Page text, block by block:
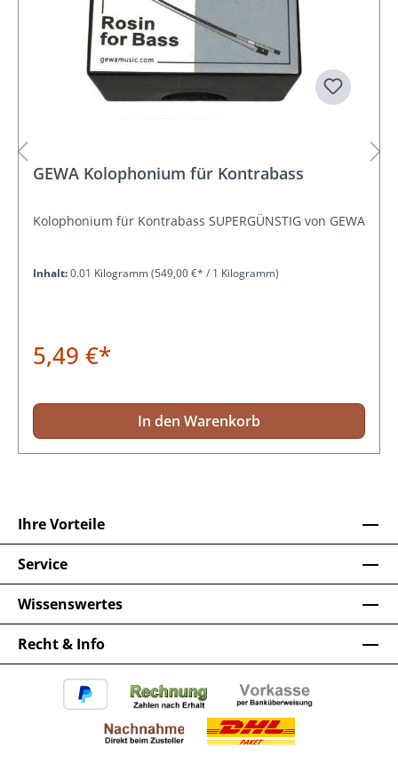
GEWA Kolophonium für Kontrabass
Kolophonium für Kontrabass SUPERGÜNSTIG von GEWA
Inhalt:0.01 Kilogramm(549,00 €* / 1 Kilogramm)
5,49 €*
In den Warenkorb
Recht & Info
Ihre Vorteile
Service
Wissenswertes